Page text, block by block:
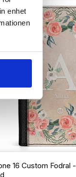
enhet
i
16 Custom Fodral